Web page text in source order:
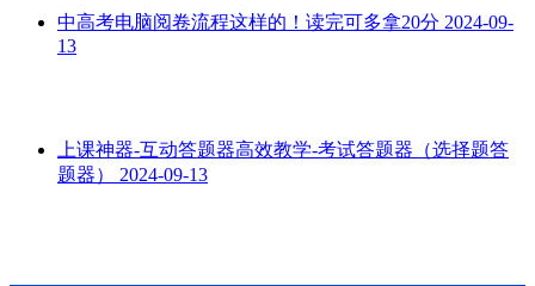
中高考电脑阅卷流程这样的！读完可多拿20分 2024-09-
13
上课神器-互动答题器高效教学-考试答题器（选择题答
题器）
2024-09-13